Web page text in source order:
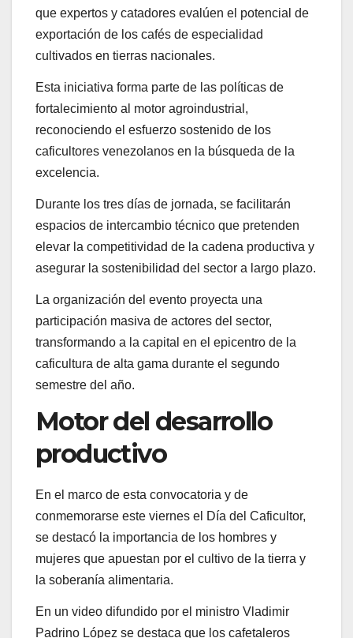
que expertos y catadores evalúen el potencial de
exportación de los cafés de especialidad
cultivados en tierras nacionales.
Esta iniciativa forma parte de las políticas de
fortalecimiento al motor agroindustrial,
reconociendo el esfuerzo sostenido de los
caficultores venezolanos en la búsqueda de la
excelencia.
Durante los tres días de jornada, se facilitarán
espacios de intercambio técnico que pretenden
elevar la competitividad de la cadena productiva y
asegurar la sostenibilidad del sector a largo plazo.
La organización del evento proyecta una
participación masiva de actores del sector,
transformando a la capital en el epicentro de la
caficultura de alta gama durante el segundo
semestre del año.
Motor del desarrollo
productivo
En el marco de esta convocatoria y de
conmemorarse este viernes el Día del Caficultor,
se destacó la importancia de los hombres y
mujeres que apuestan por el cultivo de la tierra y
la soberanía alimentaria.
En un video difundido por el ministro Vladimir
Padrino López se destaca que los cafetaleros